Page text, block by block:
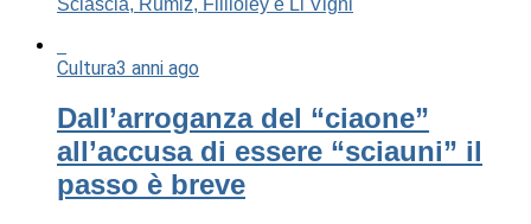
Cultura3 anni ago
Dall’arroganza del “ciaone”
all’accusa di essere “sciauni” il
passo è breve